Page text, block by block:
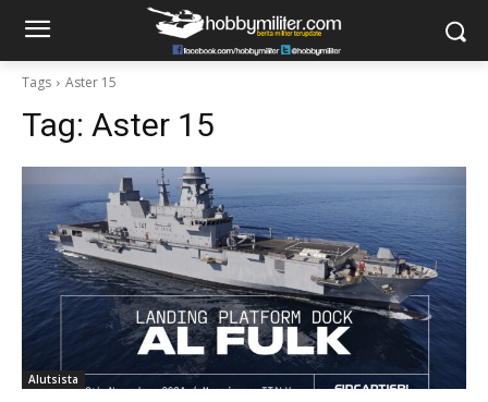
Tags Aster 15
Tag: Aster 15
Alutsista